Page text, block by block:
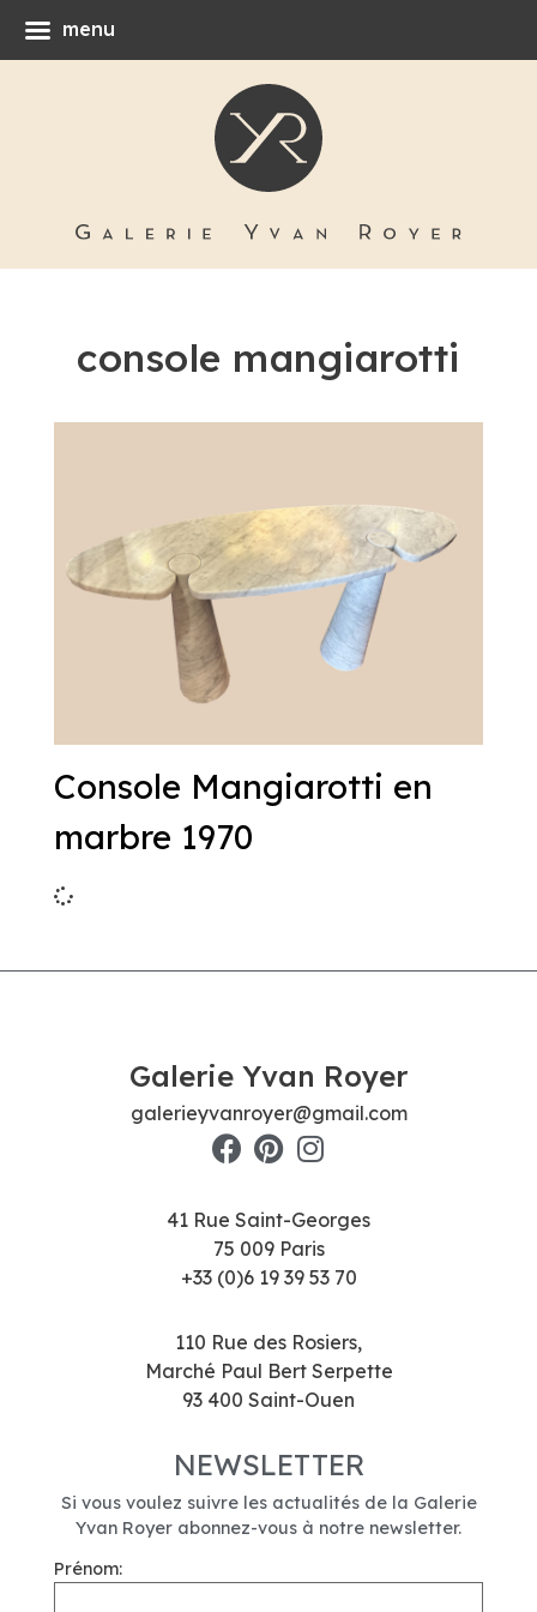
console mangiarotti
Console Mangiarotti en
marbre 1970
Galerie Yvan Royer
galerieyvanroyer@gmail.com
41 Rue Saint-Georges
75 009 Paris
+33 (0)6 19 39 53 70
110 Rue des Rosiers,
Marché Paul Bert Serpette
93 400 Saint-Ouen
NEWSLETTER
Si vous voulez suivre les actualités de la Galerie
Yvan Royer abonnez-vous à notre newsletter.
Prénom:
menu